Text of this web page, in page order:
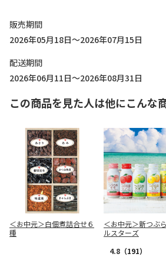
販売期間
2026年05月18日～2026年07月15日
配送期間
2026年06月11日～2026年08月31日
この商品を見た人は他にこんな
＜お中元＞白佃煮詰合せ６
種
＜お中元＞新つぶ
ルスターズ
4.8 （191）